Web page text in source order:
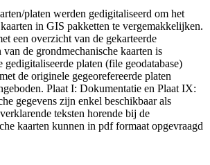
platen werden gedigitaliseerd om het
in GIS pakketten te vergemakkelijken.
een overzicht van de gekarteerde
van de grondmechanische kaarten is
gedigitaliseerde platen (file geodatabase)
de originele gegeorefereerde platen
Plaat I: Dokumentatie en Plaat IX:
gegevens zijn enkel beschikbaar als
teksten horende bij de
kaarten kunnen in pdf formaat opgevraagd